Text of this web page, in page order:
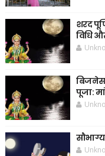
शरद
विधि
बिजनेस
पूजा: